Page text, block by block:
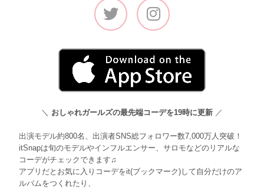
＼ おしゃれガールズの最先端コーデを19時に更新 ／
出演モデル約800名、出演者SNS総フォロワー数7,000万人突破！
itSnapは旬のモデルやインフルエンサー、サロモなどのリアルな
コーデがチェックできます♫
アプリだとお気に入りコーデをit(ブックマーク)して自分だけのア
ルバムをつくれたり、